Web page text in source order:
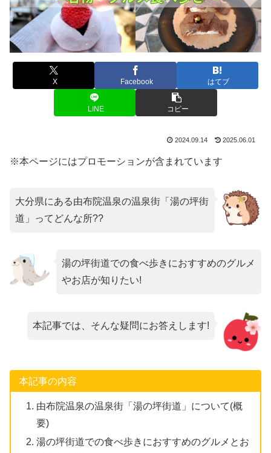
X Facebook はてブ
LINE コピー
2024.09.14 2025.06.01
※本ページにはプロモーションが含まれています
大分県にある由布院温泉の温泉街「湯の坪街
道」ってどんな所??
湯の坪街道での食べ歩きにおすすめのグルメ
やお店が知りたい!
本記事では、そんな疑問にお答えします!
本記事の内容
由布院温泉の温泉街「湯の坪街道」について(概
要)
湯の坪街道での食べ歩きにおすすめのグルメとお